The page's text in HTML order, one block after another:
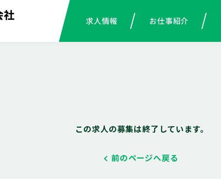
求人情報 お仕事紹介
この求人の募集は終了しています。
前のページへ戻る